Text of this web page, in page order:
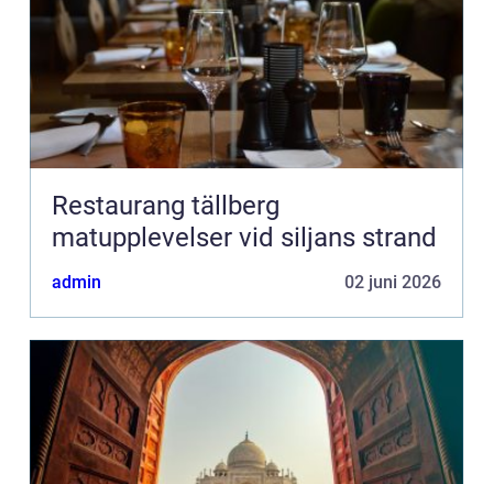
Restaurang tällberg
matupplevelser vid siljans strand
admin 02 juni 2026